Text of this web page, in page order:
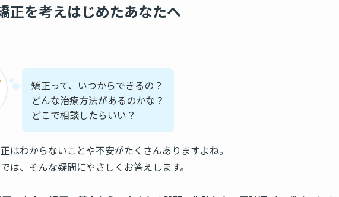
正を考えはじめたあなたへ
矯正って、いつからできるの？
どんな治療方法があるのかな？
どこで相談したらいい？
はわからないことや不安がたくさんありますよね。
は、そんな疑問にやさしくお答えします。